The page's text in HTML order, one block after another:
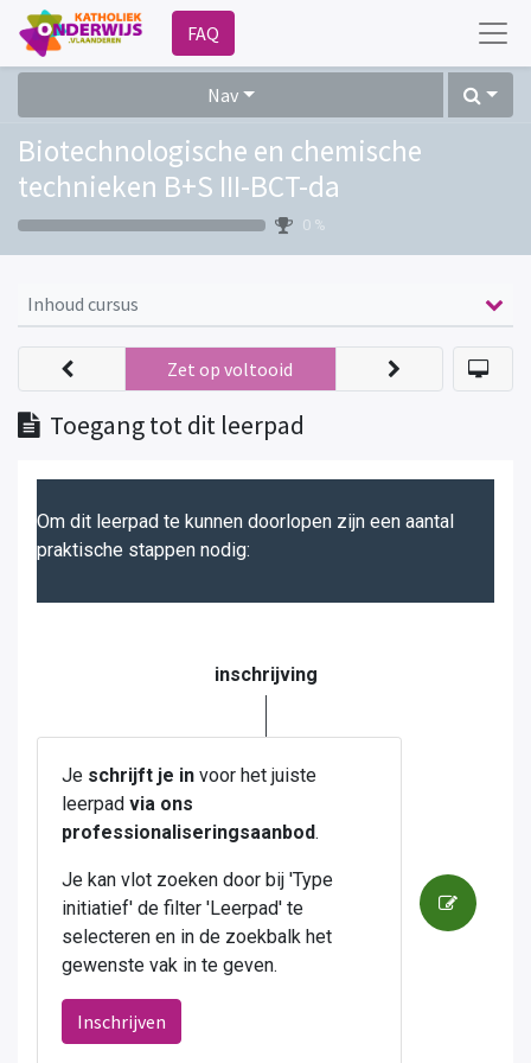
FAQ
Nav
Biotechnologische en chemische
technieken B+S III-BCT-da
0 %
Inhoud cursus
Toegang tot dit leerpad
Zet op voltooid
Om dit leerpad te kunnen doorlopen zijn een aantal
praktische stappen nodig:
inschrijving
Je schrijft je in voor het juiste
leerpad via ons
professionaliseringsaanbod.
Je kan vlot zoeken door bij 'Type
initiatief' de filter 'Leerpad' te
selecteren en in de zoekbalk het
gewenste vak in te geven.
Inschrijven